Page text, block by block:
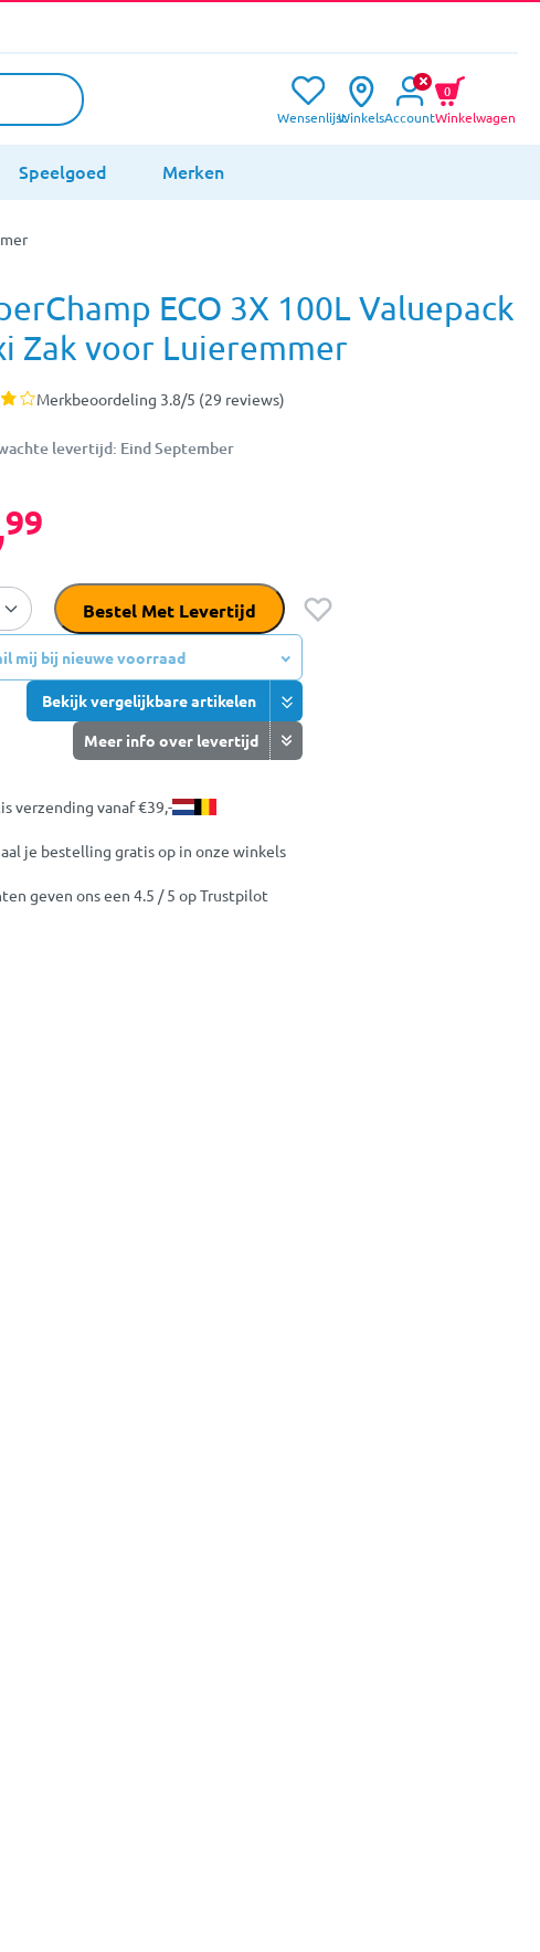
WensenlijstWinkelsAccountWinkelwagen
0
Speelgoed Merken
ECO 3X 100L Valuepack
Zak voor Luieremmer
Merkbeoordeling 3.8/5 (29 reviews)
levertijd: Eind September
99
Bestel Met Levertijd
mij bij nieuwe voorraad
Bekijk vergelijkbare artikelen
Meer info over levertijd
verzending vanaf €39,-
je bestelling gratis op in onze winkels
geven ons een 4.5 / 5 op Trustpilot